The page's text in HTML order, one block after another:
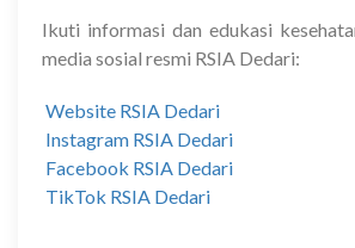
Ikuti informasi dan edukasi
media sosial resmi RSIA Dedari:
Website RSIA Dedari
Instagram RSIA Dedari
Facebook RSIA Dedari
TikTok RSIA Dedari